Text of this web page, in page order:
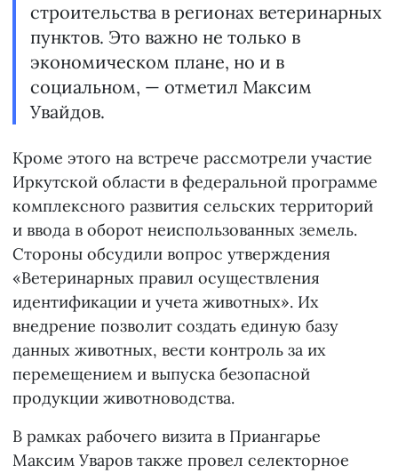
строительства в регионах ветеринарных
пунктов. Это важно не только в
экономическом плане, но и в
социальном, — отметил Максим
Увайдов.
Кроме этого на встрече рассмотрели участие
Иркутской области в федеральной программе
комплексного развития сельских территорий
и ввода в оборот неиспользованных земель.
Стороны обсудили вопрос утверждения
«Ветеринарных правил осуществления
идентификации и учета животных». Их
внедрение позволит создать единую базу
данных животных, вести контроль за их
перемещением и выпуска безопасной
продукции животноводства.
В рамках рабочего визита в Приангарье
Максим Уваров также провел селекторное